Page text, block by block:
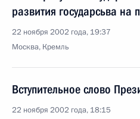
развития государсьва на
22 ноября 2002 года, 19:37
Москва, Кремль
Вступительное слово
22 ноября 2002 года, 18:15